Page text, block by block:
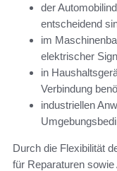
der
entscheidend
im
elektrischer
in
Verbindung
industriellen
Durch die Flexibilität
für Reparaturen